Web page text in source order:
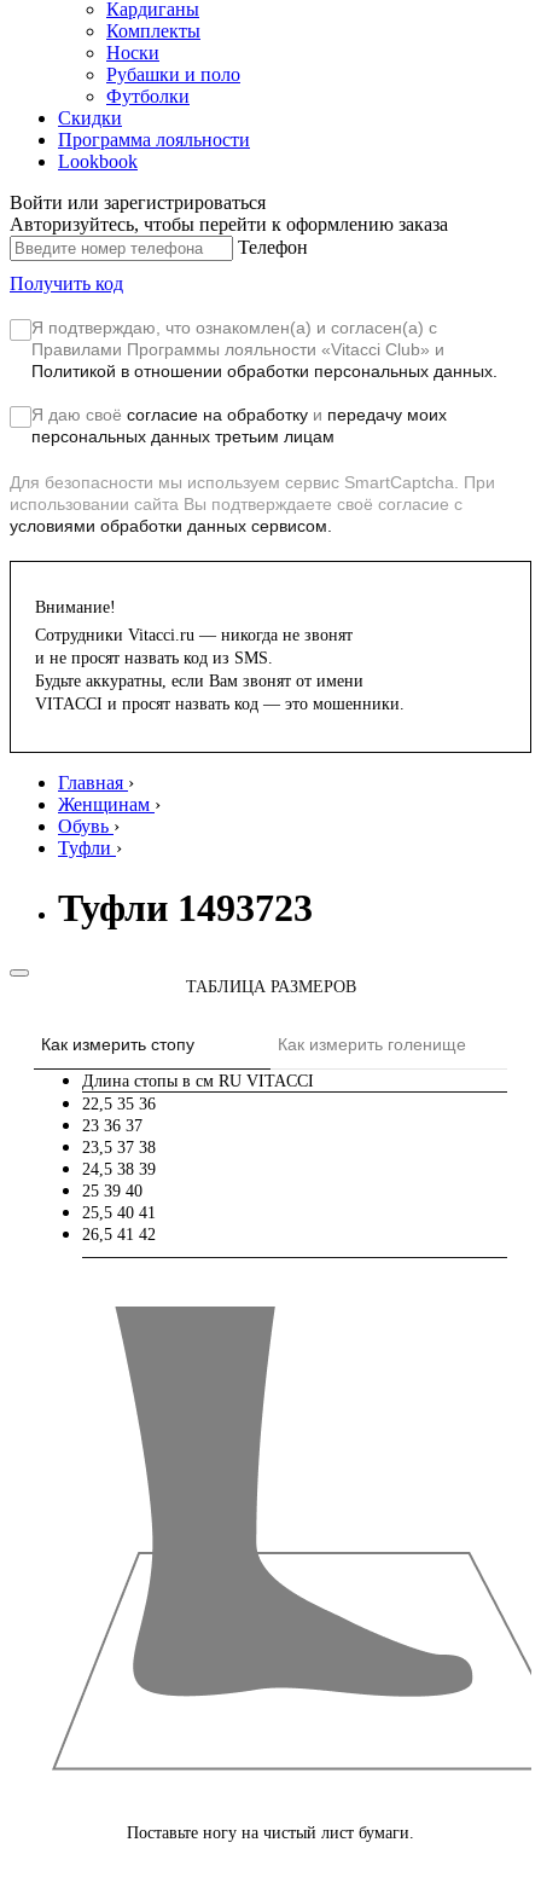
Кардиганы
Комплекты
Носки
Рубашки и поло
Футболки
Скидки
Программа лояльности
Lookbook
Войти или зарегистрироваться
Авторизуйтесь, чтобы перейти к оформлению заказа
Телефон
Получить код
Я подтверждаю, что ознакомлен(а) и согласен(а) с
Правилами Программы лояльности «Vitacci Club» и
Политикой в отношении обработки персональных данных.
Я даю своё согласие на обработку и передачу моих
персональных данных третьим лицам
Для безопасности мы используем сервис SmartCaptcha. При
использовании сайта Вы подтверждаете своё согласие с
условиями обработки данных сервисом.
Внимание!
Сотрудники Vitacci.ru — никогда не звонят
и не просят назвать код из SMS.
Будьте аккуратны, если Вам звонят от имени
VITACCI и просят назвать код — это мошенники.
Главная ›
Женщинам ›
Обувь ›
Туфли ›
Туфли 1493723
ТАБЛИЦА РАЗМЕРОВ
Как измерить стопу Как измерить голенище
Длина стопы в см RU VITACCI
22,5 35 36
23 36 37
23,5 37 38
24,5 38 39
25 39 40
25,5 40 41
26,5 41 42
Поставьте ногу на чистый лист бумаги.